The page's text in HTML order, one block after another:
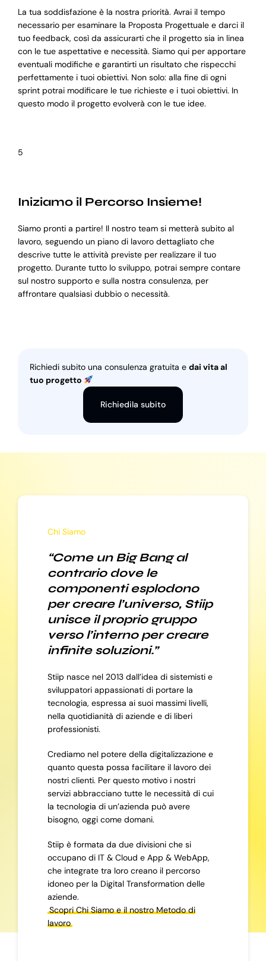
La tua soddisfazione è la nostra priorità. Avrai il tempo
necessario per esaminare la Proposta Progettuale e darci il
tuo feedback, così da assicurarti che il progetto sia in linea
con le tue aspettative e necessità. Siamo qui per apportare
eventuali modifiche e garantirti un risultato che rispecchi
perfettamente i tuoi obiettivi. Non solo: alla fine di ogni
sprint potrai modificare le tue richieste e i tuoi obiettivi. In
questo modo il progetto evolverà con le tue idee.
5
Iniziamo il Percorso Insieme!
Siamo pronti a partire! Il nostro team si metterà subito al
lavoro, seguendo un piano di lavoro dettagliato che
descrive tutte le attività previste per realizzare il tuo
progetto. Durante tutto lo sviluppo, potrai sempre contare
sul nostro supporto e sulla nostra consulenza, per
affrontare qualsiasi dubbio o necessità.
Richiedi subito una consulenza gratuita e dai vita al
tuo progetto
Richiedila subito
Chi Siamo
“Come un Big Bang al
contrario dove le
componenti esplodono
per creare l’universo, Stiip
unisce il proprio gruppo
verso l’interno per creare
infinite soluzioni.”
Stiip nasce nel 2013 dall’idea di sistemisti e
sviluppatori appassionati di portare la
tecnologia, espressa ai suoi massimi livelli,
nella quotidianità di aziende e di liberi
professionisti.
Crediamo nel potere della digitalizzazione e
quanto questa possa facilitare il lavoro dei
nostri clienti. Per questo motivo i nostri
servizi abbracciano tutte le necessità di cui
la tecnologia di un’azienda può avere
bisogno, oggi come domani.
Stiip è formata da due divisioni che si
occupano di IT & Cloud e App & WebApp,
che integrate tra loro creano il percorso
idoneo per la Digital Transformation delle
aziende.
Scopri Chi Siamo e il nostro Metodo di
lavoro